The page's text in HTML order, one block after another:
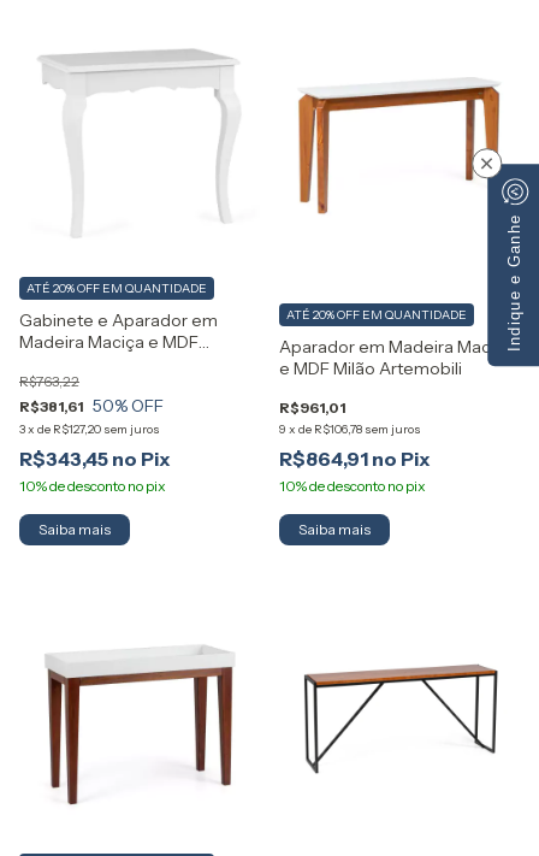
Gabinete e Aparador em
Madeira Maciça e MDF
R$381,61
R$763,22
50% OFF
3x de R$127,20 sem juros
ATÉ 20% OFF EM QUANTIDADE
R$343,45
Saiba mais
Aparador em Madeira Maciça
e MDF Milão Artemobili
R$961,01
9 x de R$106,78 sem juros
ATÉ 20% OFF EM QUANTIDADE
R$864,91
Indique e Ganhe
×